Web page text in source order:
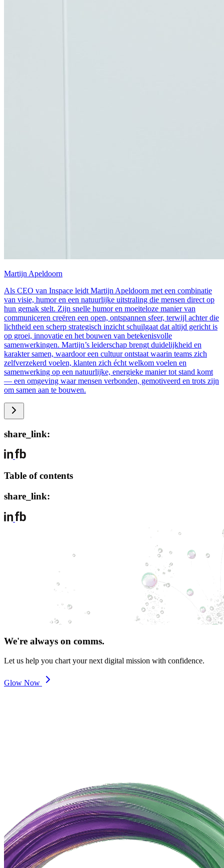
Martijn Apeldoorn
Als CEO van Inspace leidt Martijn Apeldoorn met een combinatie
van visie, humor en een natuurlijke uitstraling die mensen direct op
hun gemak stelt. Zijn snelle humor en moeiteloze manier van
communiceren creëren een open, ontspannen sfeer, terwijl achter die
lichtheid een scherp strategisch inzicht schuilgaat dat altijd gericht is
op groei, innovatie en het bouwen van betekenisvolle
samenwerkingen. Martijn’s leiderschap brengt duidelijkheid en
karakter samen, waardoor een cultuur ontstaat waarin teams zich
zelfverzekerd voelen, klanten zich écht welkom voelen en
samenwerking op een natuurlijke, energieke manier tot stand komt
— een omgeving waar mensen verbonden, gemotiveerd en trots zijn
om samen aan te bouwen.
share_link:
Table of contents
share_link:
We're always on comms.
Let us help you chart your next digital mission with confidence.
Glow Now